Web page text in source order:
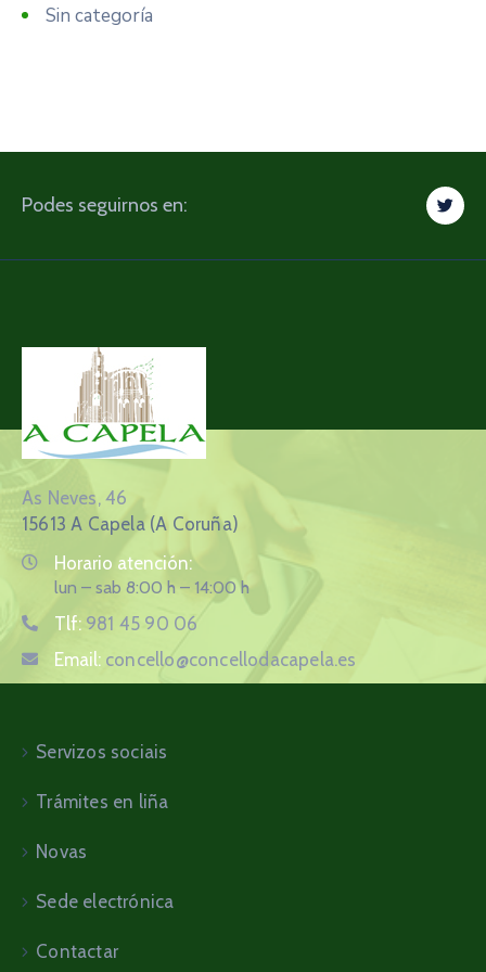
Sin categoría
Podes seguirnos en:
As Neves, 46
15613 A Capela (A Coruña)
Horario atención:
lun – sab 8:00 h – 14:00 h
Tlf: 981 45 90 06
Email: concello@concellodacapela.es
Servizos sociais
Trámites en liña
Novas
Sede electrónica
Contactar